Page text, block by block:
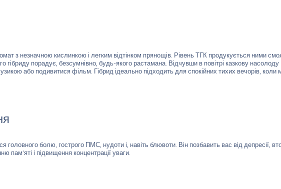
з незначною кислинкою і легким відтінком прянощів. Рівень ТГК продукується ними
гібриду порадує, безсумнівно, будь-якого растамана. Відчувши в повітрі казкову
або подивитися фільм. Гібрид ідеально підходить для спокійних тихих вечорів, коли
болю, гострого ПМС, нудоти і, навіть блювоти. Він позбавить вас від депресії,
пам'яті і підвищення концентрації уваги.